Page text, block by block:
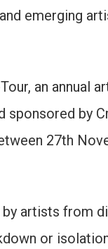
emerging
an annual
sponsored by
27th
by artists from
or